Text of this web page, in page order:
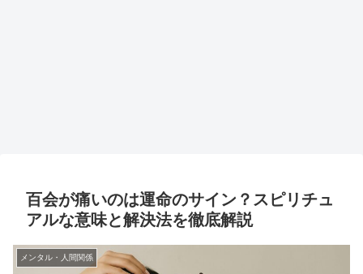
百会が痛いのは運命のサイン？スピリチュ
アルな意味と解決法を徹底解説
メンタル・人間関係